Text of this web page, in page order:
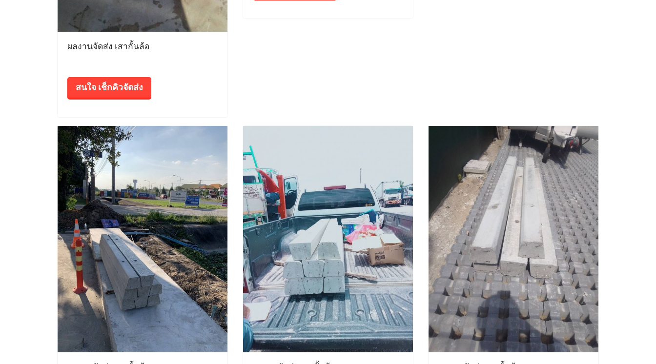
ผลงานจัดส่ง เสากั้นล้อ
สนใจ เช็กคิวจัดส่ง